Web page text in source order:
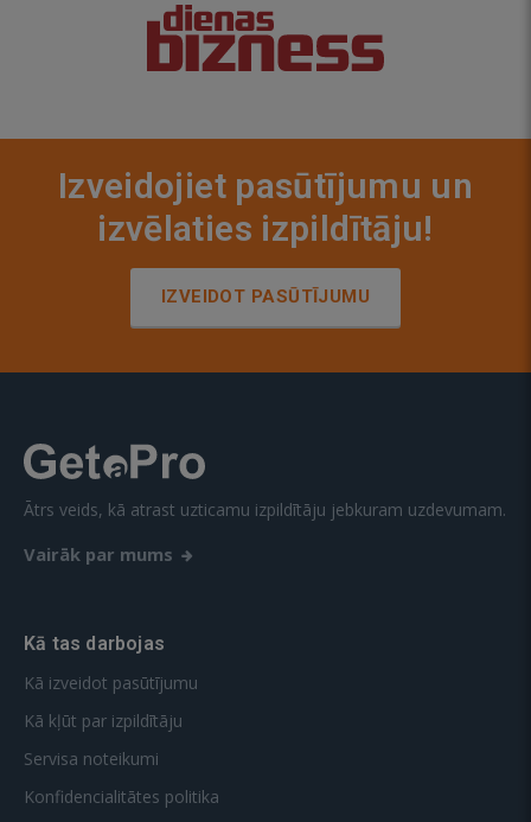
Izveidojiet pasūtījumu un
izvēlaties izpildītāju!
IZVEIDOT PASŪTĪJUMU
Ātrs veids, kā atrast uzticamu izpildītāju jebkuram uzdevumam.
Vairāk par mums
Kā tas darbojas
Kā izveidot pasūtījumu
Kā kļūt par izpildītāju
Servisa noteikumi
Konfidencialitātes politika